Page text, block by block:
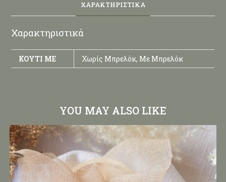
ΧΑΡΑΚΤΗΡΙΣΤΙΚΆ
Χαρακτηριστικά
ΚΟΥΤΊ ΜΕ Χωρίς Μπρελόκ, Με Μπρελόκ
YOU MAY ALSO LIKE